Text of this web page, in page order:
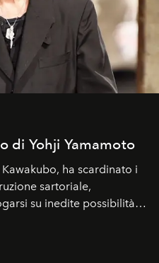
di Yohji Yamamoto
ha scardinato i
sartoriale,
su inedite possibilità